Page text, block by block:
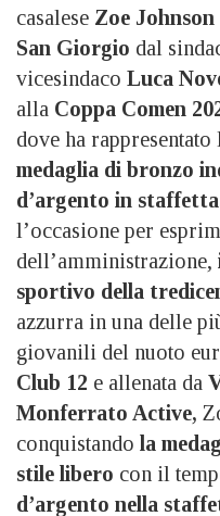
casalese Zoe Johnson
San Giorgio dal
vicesindaco Luca
alla Coppa Comen
dove ha
medaglia di bronzo
d’argento in
l’occasione per
dell’amministrazione,
sportivo della
azzurra in una delle
giovanili del nuoto
Club 12 e allenata da
Monferrato Active,
conquistando la
stile libero con il
d’argento nella